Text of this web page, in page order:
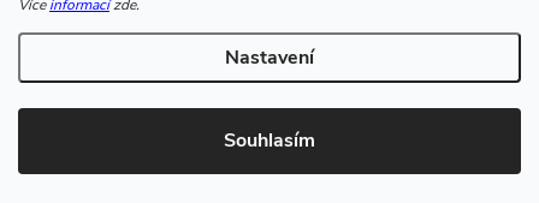
Víceinformacízde.
Nastavení
Souhlasím
Copyright 2026www.svarecikukla.cz | svářecí technika a vybavení
svářeče. Všechna práva vyhrazena.